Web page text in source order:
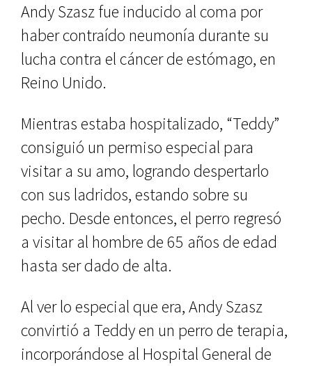
Andy Szasz fue inducido al coma por
haber contraído neumonía durante su
lucha contra el cáncer de estómago, en
Reino Unido.
Mientras estaba hospitalizado, “Teddy”
consiguió un permiso especial para
visitar a su amo, logrando despertarlo
con sus ladridos, estando sobre su
pecho. Desde entonces, el perro regresó
a visitar al hombre de 65 años de edad
hasta ser dado de alta.
Al ver lo especial que era, Andy Szasz
convirtió a Teddy en un perro de terapia,
incorporándose al Hospital General de